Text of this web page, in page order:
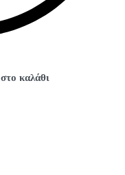
καλάθι